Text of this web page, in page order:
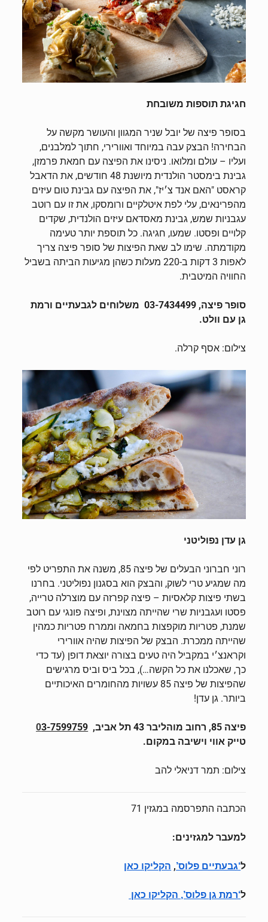
חגיגת תוספות משובחת
בסופר פיצה של יובל שניר המגוון והעושר מקשה על
הבחירה! הבצק עבה במיוחד ואוורירי, חתוך למלבנים,
ועליו – עולם ומלואו. ניסינו את הפיצה עם חמאת פרמזן,
גבינת בימסטר הולנדית מיושנת 48 חודשים, את הדאבל
קראסט "האם אנד צ׳יז", את הפיצה עם גבינת טום עיזים
מהפרינאים, עלי לפת איטלקיים ורומסקו, את זו עם רוטב
עגבניות שמש, גבינת מאסדאם עיזים הולנדית, שקדים
קלויים ופסטו. שמעו, חגיגה. כל תוספת יותר טעימה
מקודמתה. שימו לב שאת הפיצות של סופר פיצה צריך
לאפות 3 דקות ב-220 מעלות כשהן מגיעות הביתה בשביל
החוויה המיטבית.
סופר פיצה, 03-7434499 משלוחים לגבעתיים ורמת
גן עם וולט.
צילום: אסף קרלה.
גן עדן נפוליטני
רוני חברוני הבעלים של פיצה 85, משנה את התפריט לפי
מה שמגיע טרי לשוק, והבצק הוא בסגנון נפוליטני. בחרנו
בשתי פיצות קלאסיות – פיצה קפרזה עם מוצרלה טרייה,
פסטו ועגבניות שרי שהייתה מצוינת, ופיצה פונגי עם רוטב
שמנת, פטריות מוקפצות בחמאה וממרח פטריות כמהין
שהייתה ממכרת. הבצק של הפיצות שהיה אוורירי
וקראנצ׳י במקביל היה טעים בצורה יוצאת דופן (עד כדי
כך, שאכלנו את כל הקשה…), בכל ביס וביס מרגישים
שהפיצות של פיצה 85 עשויות מהחומרים האיכותיים
ביותר. גן עדן!
פיצה 85, רחוב מוהליבר 43 תל אביב ,
03-7599759
טייק אווי וישיבה במקום.
צילום: תמר דניאלי להב
הכתבה התפרסמה במגזין 71
למעבר למגזינים:
ל‘גבעתיים פלוס’, הקליקו כאן
ל‘רמת גן פלוס’, הקליקו כאן